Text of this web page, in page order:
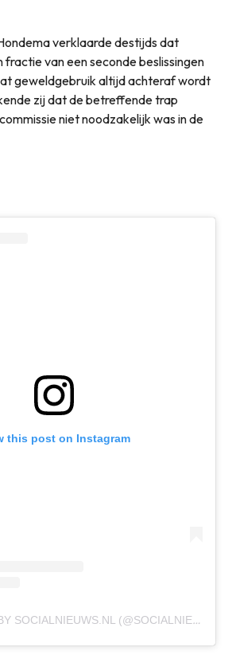
verklaarde destijds dat
fractie van een seconde beslissingen
geweldgebruik altijd achteraf wordt
zij dat de betreffende trap
niet noodzakelijk was in de
this post on Instagram
A POST SHARED BY SOCIALNIEUWS.NL (@SOCIALNIEUWSNL_)